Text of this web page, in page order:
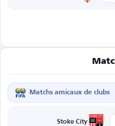
Matchs amicaux de clubs
Stoke City